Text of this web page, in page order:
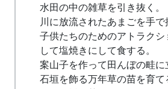
10:00 集合、金子氏に
説明
10:00 ～ 13:30 休憩（
出しを予定）
13:30 ～ 石積み実技講
16:00 終了
水田の中の雑草を引き抜く。
川に放流されたあまごを手で
子供たちのためのアトラク
して塩焼きにして食する。
案山子を作って田んぼの畦に
石垣を飾る万年草の苗を育